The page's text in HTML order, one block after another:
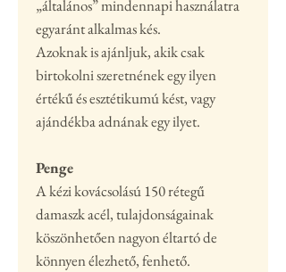
„általános” mindennapi használatra
egyaránt alkalmas kés.
Azoknak is ajánljuk, akik csak
birtokolni szeretnének egy ilyen
értékű és esztétikumú kést, vagy
ajándékba adnának egy ilyet.
Penge
A kézi kovácsolású 150 rétegű
damaszk acél, tulajdonságainak
köszönhetően nagyon éltartó de
könnyen élezhető, fenhető.